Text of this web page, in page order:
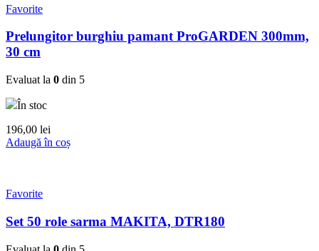
Favorite
Prelungitor burghiu pamant ProGARDEN 300mm,
30 cm
Evaluat la 0 din 5
În stoc
196,00 lei
Adaugă în coș
Favorite
Set 50 role sarma MAKITA, DTR180